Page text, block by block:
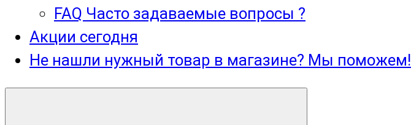
FAQ Часто задаваемые вопросы ?
Акции сегодня
Не нашли нужный товар в магазине? Мы поможем!